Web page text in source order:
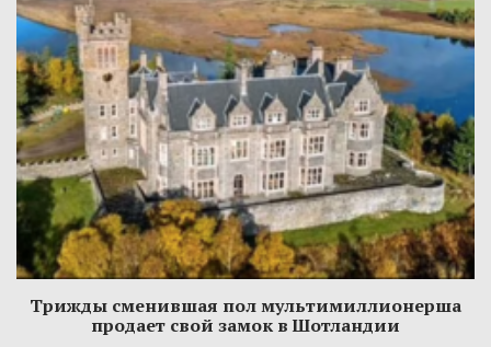
Трижды сменившая пол мультимиллионерша
продает свой замок в Шотландии